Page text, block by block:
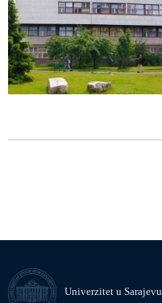
Univerzitet u Sarajevu